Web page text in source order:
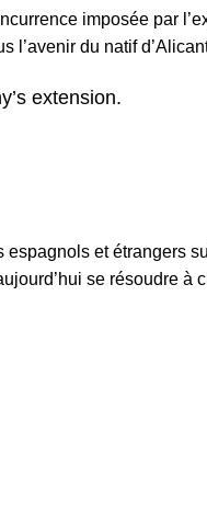
imposée par
l’avenir du natif
extension.
et étrangers
se résoudre à